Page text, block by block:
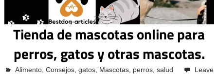
Tienda de mascotas online para
perros, gatos y otras mascotas.
octubre 12, 2023
Pcvkk
Alimento, Consejos, gatos, Mascotas, perros, salud
Leave